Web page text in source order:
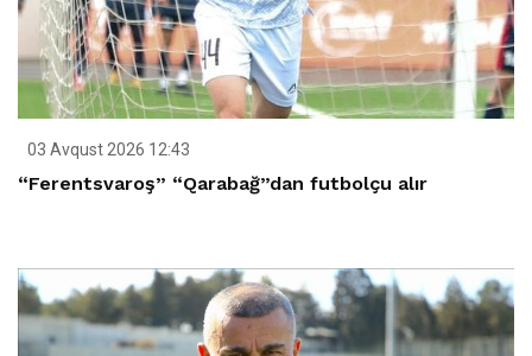
03 Avqust 2026 12:43
“Ferentsvaroş” “Qarabağ”dan futbolçu alır